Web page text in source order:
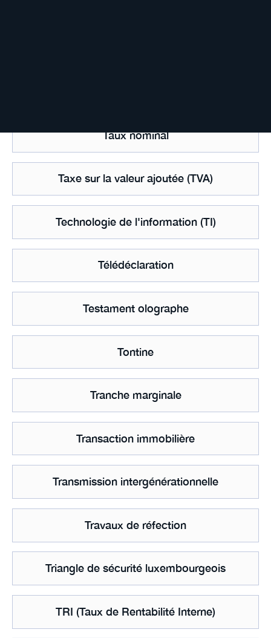
Taux nominal
Taxe sur la valeur ajoutée (TVA)
Technologie de l'information (TI)
Télédéclaration
Testament olographe
Tontine
Tranche marginale
Transaction immobilière
Transmission intergénérationnelle
Travaux de réfection
Triangle de sécurité luxembourgeois
TRI (Taux de Rentabilité Interne)